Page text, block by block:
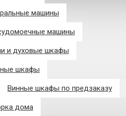
машины
машины
и духовые шкафы
шкафы
Винные шкафы по предзаказу
дома